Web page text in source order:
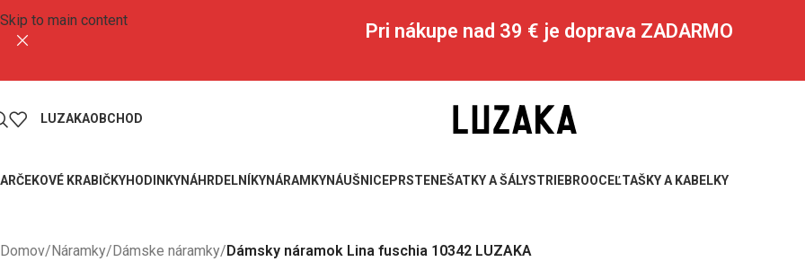
Skip to main content Pri nákupe nad 39 € je doprava ZADARMO
LUZAKAOBCHOD
KRABIČKYHODINKYNÁHRDELNÍKYNÁRAMKYNÁUŠNICEPRSTENEŠATKY A ŠÁLYSTRIEBROOCEĽTAŠKY A KABELKY
Domov/Náramky/Dámske náramky/Dámsky náramok Lina fuschia 10342 LUZAKA